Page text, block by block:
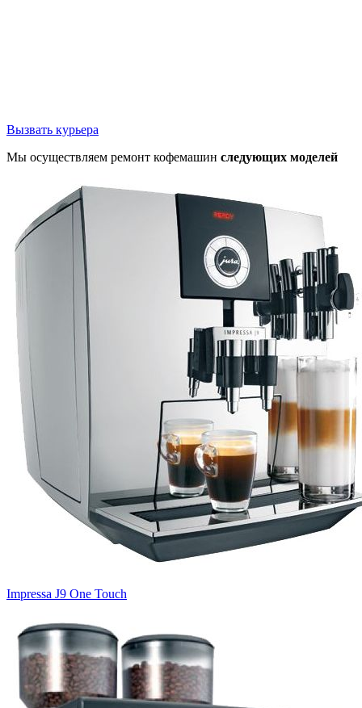
Вызвать курьера
Мы осуществляем ремонт кофемашин следующих моделей
Impressa J9 One Touch